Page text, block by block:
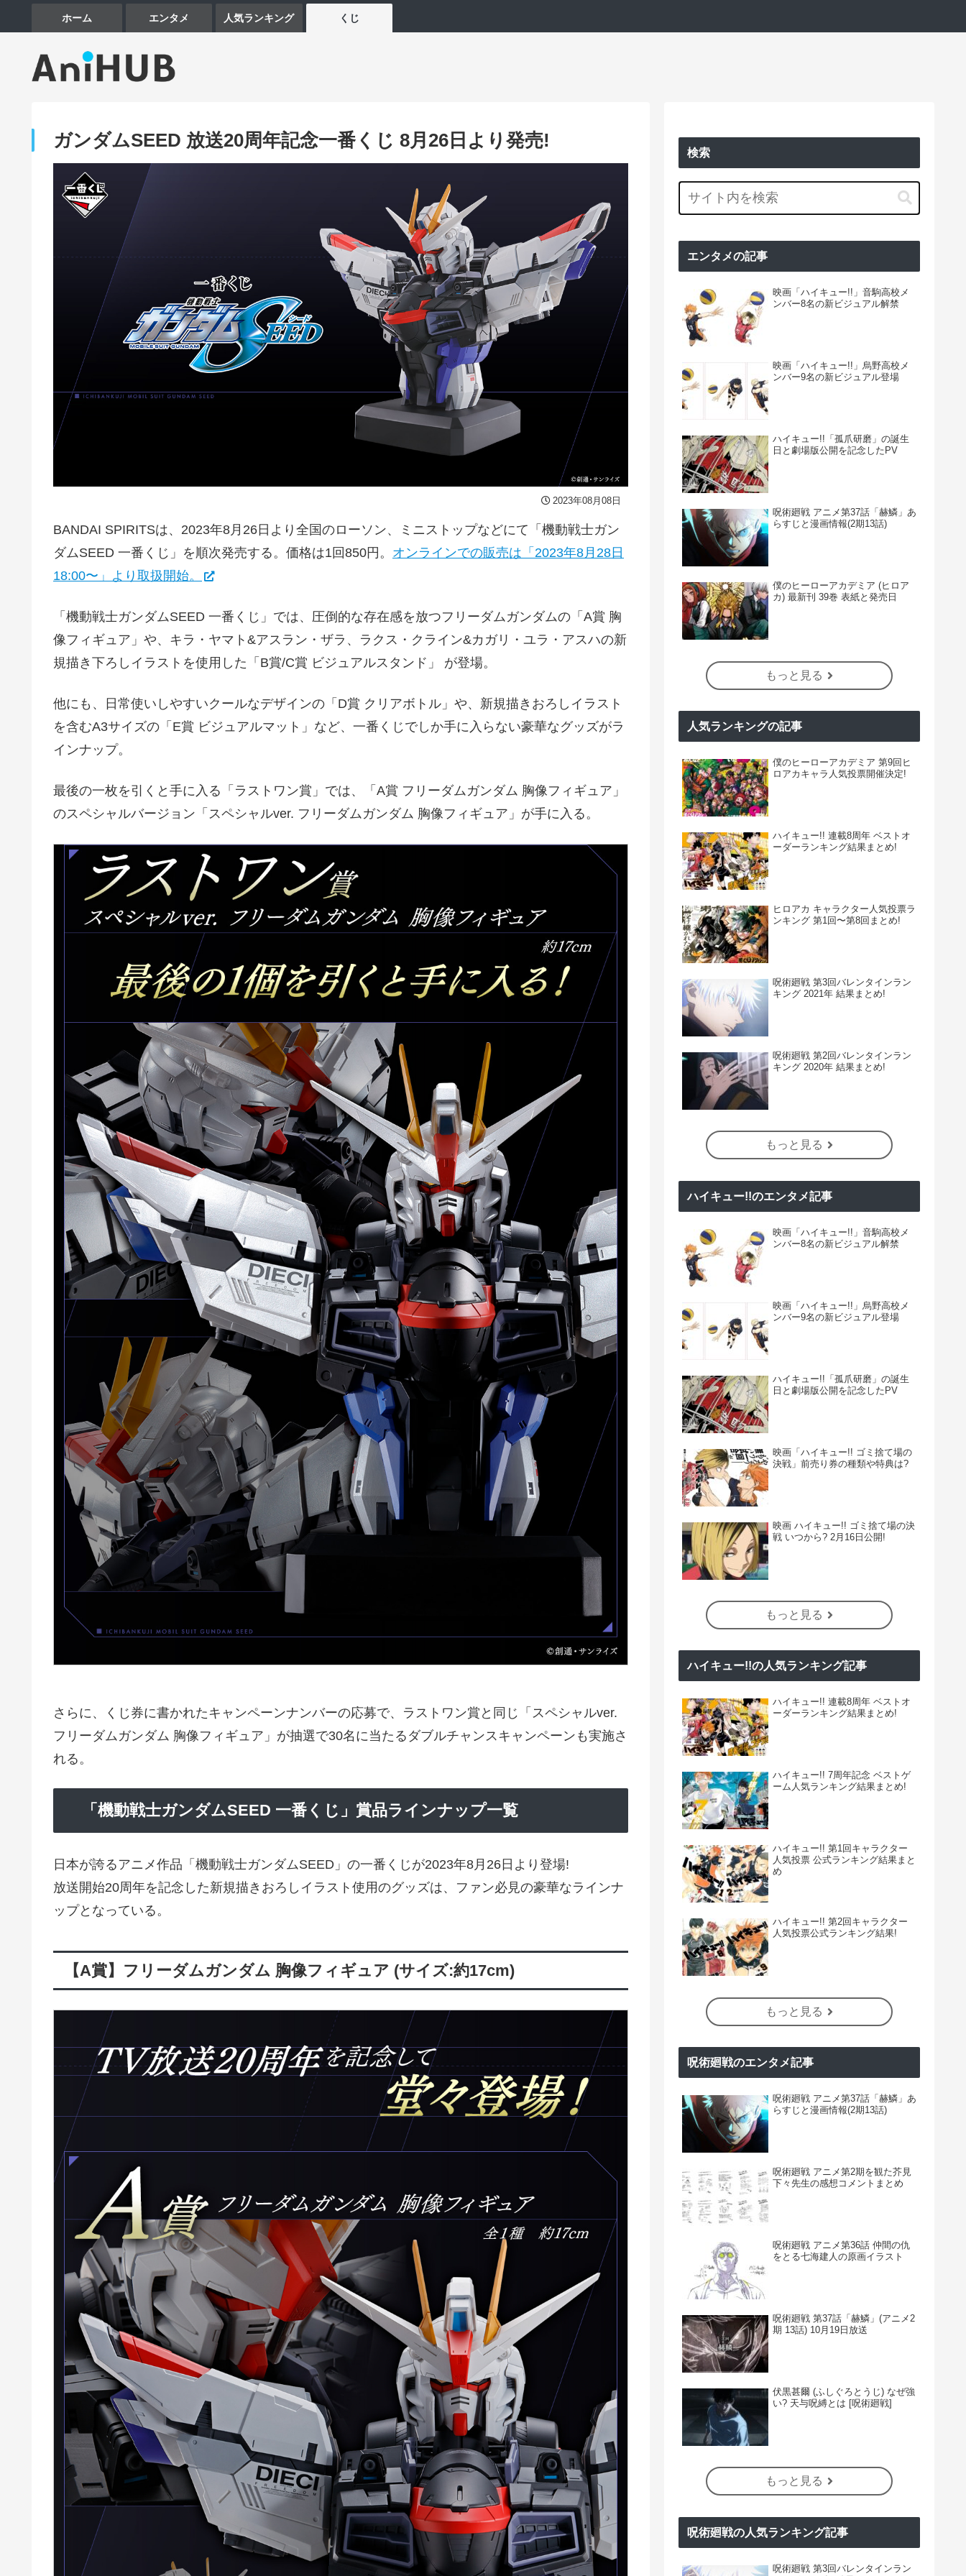
ホーム エンタメ 人気ランキング くじ
ガンダムSEED 放送20周年記念一番くじ 8月26日より発売!
2023年08月08日
BANDAI SPIRITSは、2023年8月26日より全国のローソン、ミニストップなどにて「機動戦士ガン
ダムSEED 一番くじ」を順次発売する。価格は1回850円。 オンラインでの販売は「2023年8月28日
18:00〜」より取扱開始。
「機動戦士ガンダムSEED 一番くじ」では、圧倒的な存在感を放つフリーダムガンダムの「A賞 胸
像フィギュア」や、キラ・ヤマト&アスラン・ザラ、ラクス・クライン&カガリ・ユラ・アスハの新
規描き下ろしイラストを使用した「B賞/C賞 ビジュアルスタンド」 が登場。
他にも、日常使いしやすいクールなデザインの「D賞 クリアボトル」や、新規描きおろしイラスト
を含むA3サイズの「E賞 ビジュアルマット」など、一番くじでしか手に入らない豪華なグッズがラ
インナップ。
最後の一枚を引くと手に入る「ラストワン賞」では、「A賞 フリーダムガンダム 胸像フィギュア」
のスペシャルバージョン「スペシャルver. フリーダムガンダム 胸像フィギュア」が手に入る。
さらに、くじ券に書かれたキャンペーンナンバーの応募で、ラストワン賞と同じ「スペシャルver.
フリーダムガンダム 胸像フィギュア」が抽選で30名に当たるダブルチャンスキャンペーンも実施さ
れる。
「機動戦士ガンダムSEED 一番くじ」賞品ラインナップ一覧
日本が誇るアニメ作品「機動戦士ガンダムSEED」の一番くじが2023年8月26日より登場!
放送開始20周年を記念した新規描きおろしイラスト使用のグッズは、ファン必見の豪華なラインナ
ップとなっている。
【A賞】フリーダムガンダム 胸像フィギュア (サイズ:約17cm)
検索
エンタメの記事
映画「ハイキュー!!」音駒高校メ
ンバー8名の新ビジュアル解禁
映画「ハイキュー!!」烏野高校メ
ンバー9名の新ビジュアル登場
ハイキュー!!「孤爪研磨」の誕生
日と劇場版公開を記念したPV
呪術廻戦 アニメ第37話「赫鱗」あ
らすじと漫画情報(2期13話)
僕のヒーローアカデミア (ヒロア
カ) 最新刊 39巻 表紙と発売日
もっと見る
人気ランキングの記事
僕のヒーローアカデミア 第9回ヒ
ロアカキャラ人気投票開催決定!
ハイキュー!! 連載8周年 ベストオ
ーダーランキング結果まとめ!
ヒロアカ キャラクター人気投票ラ
ンキング 第1回〜第8回まとめ!
呪術廻戦 第3回バレンタインラン
キング 2021年 結果まとめ!
呪術廻戦 第2回バレンタインラン
キング 2020年 結果まとめ!
もっと見る
ハイキュー!!のエンタメ記事
映画「ハイキュー!!」音駒高校メ
ンバー8名の新ビジュアル解禁
映画「ハイキュー!!」烏野高校メ
ンバー9名の新ビジュアル登場
ハイキュー!!「孤爪研磨」の誕生
日と劇場版公開を記念したPV
映画「ハイキュー!! ゴミ捨て場の
決戦」前売り券の種類や特典は?
映画 ハイキュー!! ゴミ捨て場の決
戦 いつから? 2月16日公開!
もっと見る
ハイキュー!!の人気ランキング記事
ハイキュー!! 連載8周年 ベストオ
ーダーランキング結果まとめ!
ハイキュー!! 7周年記念 ベストゲ
ーム人気ランキング結果まとめ!
ハイキュー!! 第1回キャラクター
人気投票 公式ランキング結果まと
め
ハイキュー!! 第2回キャラクター
人気投票公式ランキング結果!
もっと見る
呪術廻戦のエンタメ記事
呪術廻戦 アニメ第37話「赫鱗」あ
らすじと漫画情報(2期13話)
呪術廻戦 アニメ第2期を観た芥見
下々先生の感想コメントまとめ
呪術廻戦 アニメ第36話 仲間の仇
をとる七海建人の原画イラスト
呪術廻戦 第37話「赫鱗」(アニメ2
期 13話) 10月19日放送
伏黒甚爾 (ふしぐろとうじ) なぜ強
い? 天与呪縛とは [呪術廻戦]
もっと見る
呪術廻戦の人気ランキング記事
呪術廻戦 第3回バレンタインラン